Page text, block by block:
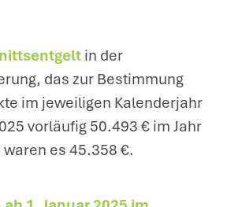
in der
das zur Bestimmung
im jeweiligen Kalenderjahr
vorläufig 50.493 € im Jahr
es 45.358 €.